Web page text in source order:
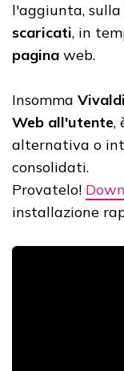
l'aggiunta,
scaricati, in
pagina web.
Insomma
Web all'utente,
alternativa o
consolidati.
Provatelo!
installazione